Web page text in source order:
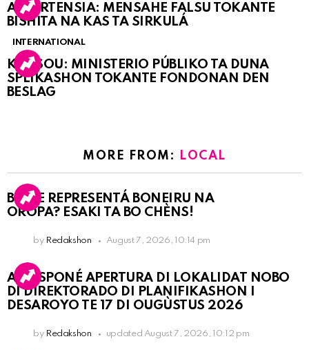
ATVERTENSIA: MENSAHE FALSU TOKANTE
BISHITA NA KAS TA SIRKULÁ
INTERNATIONAL
KORSOU: MINISTERIO PÚBLIKO TA DUNA
SPLIKASHON TOKANTE FONDONAN DEN
BESLAG
MORE FROM: LOCAL
BO KE REPRESENTÁ BONEIRU NA
OROPA? ESAKI TA BO CHÈNS!
by Redakshon August 7, 2026, 10:14 pm
A POSPONÉ APERTURA DI LOKALIDAT NOBO
DI DIREKTORADO DI PLANIFIKASHON I
DESAROYO TE 17 DI OUGÙSTUS 2026
by Redakshon updated August 7, 2026, 10:12 pm